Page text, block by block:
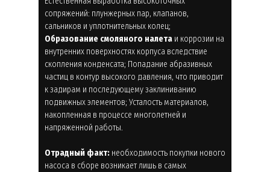
сопряжений: плунжерных пар, клапанов,
сальников и уплотнительных колец;
Образование смоляного налета и коррозии на
внутренних поверхностях корпуса вследствие
скопления конденсата; Попадание абразивных
частиц в контур высокого давления, что приводит
к задирам и последующему заклиниванию
подвижных элементов; Усталость материалов,
накопленная в процессе многолетней и
напряженной работы.
Отрадный факт: необходимость покупки нового
насоса в сборе возникает лишь в самых